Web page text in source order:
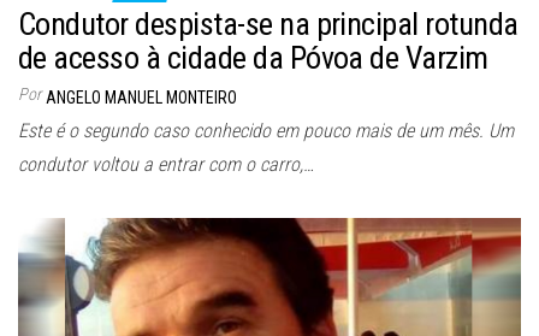
Condutor despista-se na principal rotunda
de acesso à cidade da Póvoa de Varzim
Por ANGELO MANUEL MONTEIRO
Este é o segundo caso conhecido em pouco mais de um mês. Um
condutor voltou a entrar com o carro,…